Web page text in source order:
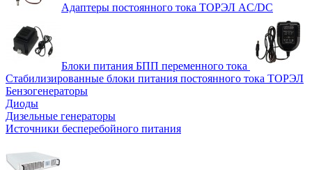
Адаптеры постоянного тока ТОРЭЛ AC/DC
Блоки питания БПП переменного тока
Стабилизированные блоки питания постоянного тока ТОРЭЛ
Бензогенераторы
Диоды
Дизельные генераторы
Источники бесперебойного питания